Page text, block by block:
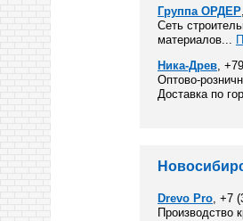
Группа ОРДЕР
Сеть
материалов...
Ника-Древ,
Оптово-
Доставка по
Drevo Pro, +7
Производство